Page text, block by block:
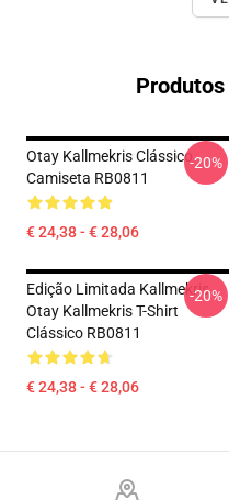
Otay Kallmekris Clássico
Camiseta RB0811
€ 24,38 - € 28,06
-20%
Edição Limitada Kallmekris
Otay Kallmekris T-Shirt
Clássico RB0811
€ 24,38 - € 28,06
-20%